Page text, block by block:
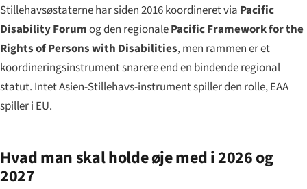
Stillehavsøstaterne har siden 2016 koordineret via Pacific
Disability Forumog den regionalePacific Framework for the
Rights of Persons with Disabilities, men rammen er et
koordineringsinstrument snarere end en bindende regional
statut. Intet Asien-Stillehavs-instrument spiller den rolle, EAA
spiller i EU.
Hvad man skal holde øje med i 2026 og
2027